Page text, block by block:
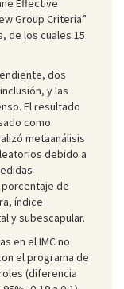
Group Criteria”
de los cuales 15
dos
y las
El resultado
como
metaanálisis
debido a
de
índice
y subescapular.
en el IMC no
el programa de
(diferencia